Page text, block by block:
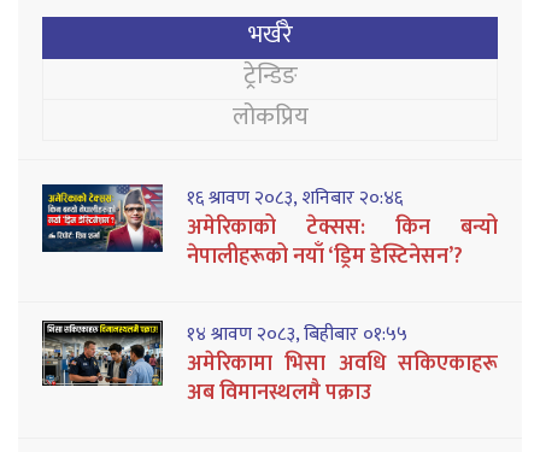
भर्खरै
ट्रेन्डिङ
लोकप्रिय
१६ श्रावण २०८३, शनिबार २०:४६
अमेरिकाको टेक्सस: किन बन्यो
नेपालीहरूको नयाँ ‘ड्रिम डेस्टिनेसन’?
१४ श्रावण २०८३, बिहीबार ०१:५५
अमेरिकामा भिसा अवधि सकिएकाहरू
अब विमानस्थलमै पक्राउ